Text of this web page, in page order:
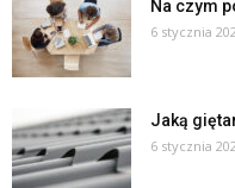
Na czym
6 stycznia
Jaką
6 stycznia